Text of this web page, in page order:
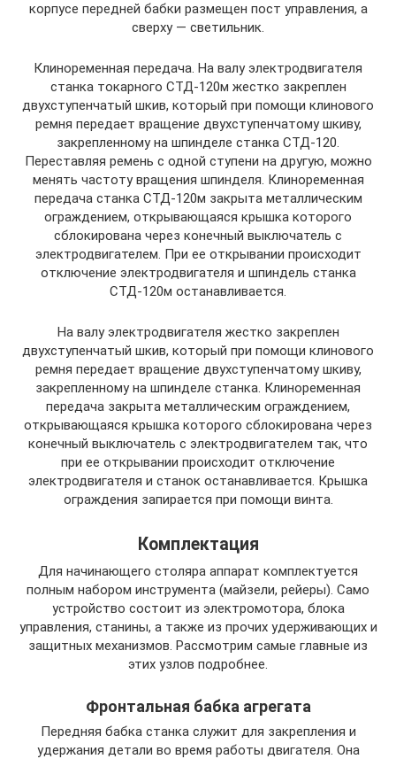
корпусе передней бабки размещен пост управления, а
сверху — светильник.
Клиноременная передача. На валу электродвигателя
станка токарного СТД-120м жестко закреплен
двухступенчатый шкив, который при помощи клинового
ремня передает вращение двухступенчатому шкиву,
закрепленному на шпинделе станка СТД-120.
Переставляя ремень с одной ступени на другую, можно
менять частоту вращения шпинделя. Клиноременная
передача станка СТД-120м закрыта металлическим
ограждением, открывающаяся крышка которого
сблокирована через конечный выключатель с
электродвигателем. При ее открывании происходит
отключение электродвигателя и шпиндель станка
СТД-120м останавливается.
На валу электродвигателя жестко закреплен
двухступенчатый шкив, который при помощи клинового
ремня передает вращение двухступенчатому шкиву,
закрепленному на шпинделе станка. Клиноременная
передача закрыта металлическим ограждением,
открывающаяся крышка которого сблокирована через
конечный выключатель с электродвигателем так, что
при ее открывании происходит отключение
электродвигателя и станок останавливается. Крышка
ограждения запирается при помощи винта.
Комплектация
Для начинающего столяра аппарат комплектуется
полным набором инструмента (майзели, рейеры). Само
устройство состоит из электромотора, блока
управления, станины, а также из прочих удерживающих и
защитных механизмов. Рассмотрим самые главные из
этих узлов подробнее.
Фронтальная бабка агрегата
Передняя бабка станка служит для закрепления и
удержания детали во время работы двигателя. Она